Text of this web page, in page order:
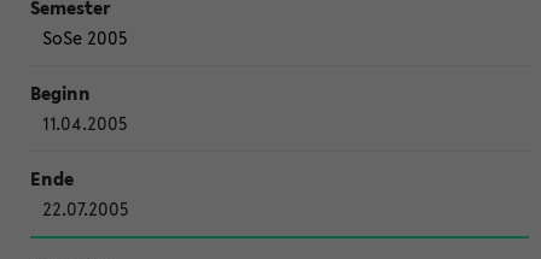
SoSe 2005
11.04.2005
22.07.2005